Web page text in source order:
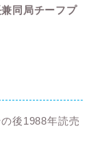
同局チーフプ
後1988年読売